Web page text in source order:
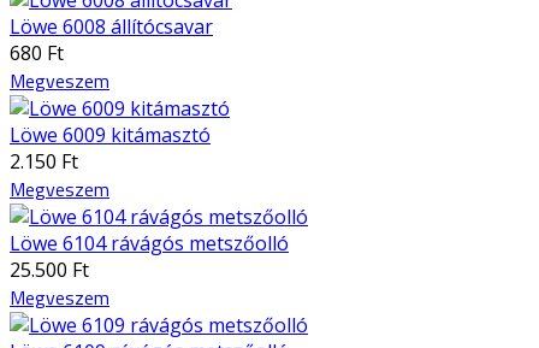
Löwe 6008 állítócsavar
680 Ft
Megveszem
Löwe 6009 kitámasztó
2.150 Ft
Megveszem
Löwe 6104 rávágós metszőolló
25.500 Ft
Megveszem